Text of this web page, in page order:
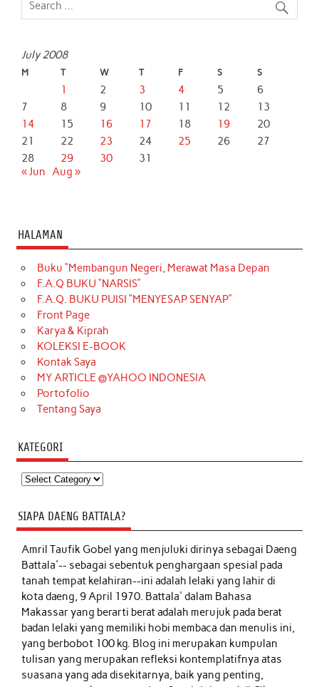
July 2008
M T W T F S S
1 2 3 4 5
6
7
8 9 10 11 12
13
14
15 16 17 18 19
20
21
22 23 24 25 26
27
28
29 30
31
« Jun Aug »
HALAMAN
Buku “Membangun Negeri, Merawat Masa Depan
F.A.Q BUKU “NARSIS”
F.A.Q. BUKU PUISI “MENYESAP SENYAP”
Front Page
Karya & Kiprah
KOLEKSI E-BOOK
Kontak Saya
MY ARTICLE @YAHOO INDONESIA
Portofolio
Tentang Saya
KATEGORI
Kategori
SIAPA DAENG BATTALA?
Amril Taufik Gobelyang menjuluki dirinya sebagai Daeng
Battala'-- sebagai sebentuk penghargaan spesial pada
tanah tempat kelahiran--ini adalah lelaki yang lahir di
kota daeng, 9 April 1970. Battala' dalam Bahasa
Makassar yang berarti berat adalah merujuk pada berat
badan lelaki yang memiliki hobi membaca dan menulis ini,
yang berbobot 100 kg. Blog ini merupakan kumpulan
tulisan yang merupakan refleksi kontemplatifnya atas
suasana yang ada disekitarnya, baik yang penting,